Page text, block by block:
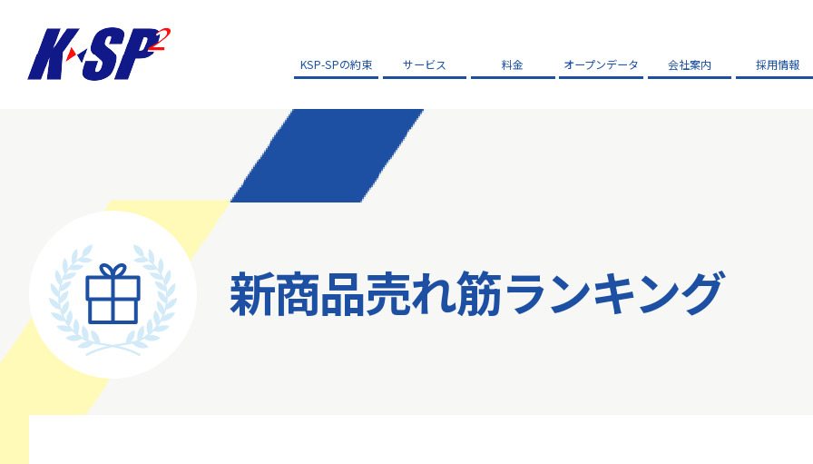
KSP-SPの約束 サービス 料金 オープンデータ 会社案内 採用情報
新商品売れ筋ランキング